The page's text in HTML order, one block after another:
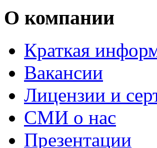
О компании
Краткая
Вакансии
Лицензии и
СМИ о нас
Презентации